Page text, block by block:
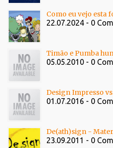
Como eu vejo esta
22.07.2024 - 0
Timão e Pumba
05.05.2010 - 0
Design Impresso
01.07.2016 - 0
De(ath)sign -
23.09.2011 - 0